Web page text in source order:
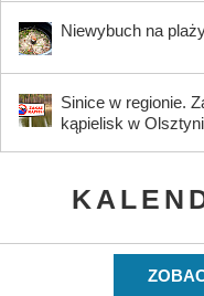
Niewybuch na
Sinice w regionie.
kąpielisk w